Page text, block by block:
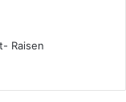
Raisen